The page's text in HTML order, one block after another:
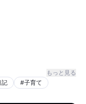
もっと見る
記 #子育て